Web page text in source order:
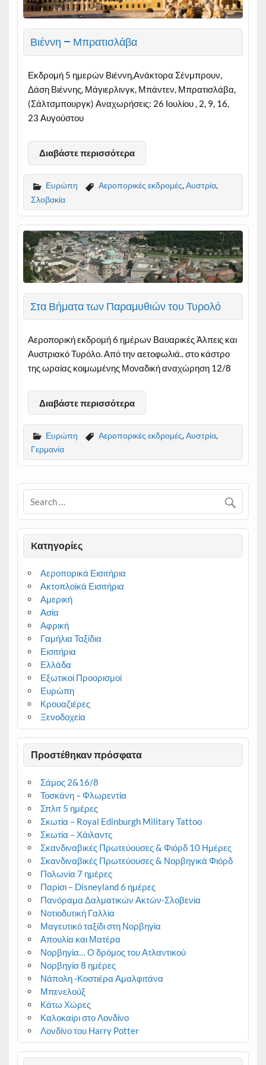
Βιέννη – Μπρατισλάβα
Εκδρομή 5 ημερών Βιέννη,Ανάκτορα Σένμπρουν,
Δάση Βιέννης, Μάγιερλινγκ, Μπάντεν, Μπρατισλάβα,
(Σάλτσμπουργκ) Αναχωρήσεις: 26 Ιουλίου , 2, 9, 16,
23 Αυγούστου
Διαβάστε περισσότερα
Ευρώπη Αεροπορικές εκδρομές,Αυστρία,
Σλοβακία
Στα Βήματα των Παραμυθιών του Τυρολό
Αεροπορική εκδρομή 6 ημέρων Βαυαρικές Άλπεις και
Αυστριακό Τυρόλο. Από την αετοφωλιά.. στο κάστρο
της ωραίας κοιμωμένης Μοναδική αναχώρηση 12/8
Διαβάστε περισσότερα
Ευρώπη Αεροπορικές εκδρομές,Αυστρία,
Γερμανία
Kατηγορίες
Αεροπορικά Εισιτήρια
Ακτοπλοϊκά Εισιτήρια
Αμερική
Ασία
Αφρική
Γαμήλια Ταξίδια
Εισιτήρια
Ελλάδα
Εξωτικοί Προορισμοί
Ευρώπη
Κρουαζιέρες
Ξενοδοχεία
Προστέθηκαν πρόσφατα
Σάμος 2&16/8
Τοσκάνη – Φλωρεντία
Σπλιτ 5 ημέρες
Σκωτία – Royal Edinburgh Military Tattoo
Σκωτία – Χάιλαντς
Σκανδιναβικές Πρωτεύουσες & Φιόρδ 10 Ημέρες
Σκανδιναβικές Πρωτεύουσες & Νορβηγικά Φιόρδ
Πολωνία 7 ημέρες
Παρίσι – Disneyland 6 ημέρες
Πανόραμα Δαλματικών Ακτών-Σλοβενία
Νοτιοδυτική Γαλλία
Μαγευτικό ταξίδι στη Νορβηγία
Απουλία και Ματέρα
Νορβηγία… Ο δρόμος του Ατλαντικού
Νορβηγία 8 ημέρες
Νάπολη -Κοστιέρα Αμαλφιτάνα
Μπενελούξ
Κάτω Χώρες
Καλοκαίρι στο Λονδίνο
Λονδίνο του Harry Potter